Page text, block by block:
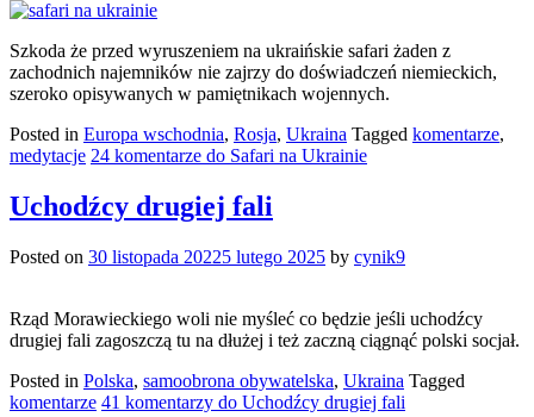
Szkoda że przed wyruszeniem na ukraińskie safari żaden z
zachodnich najemników nie zajrzy do doświadczeń niemieckich,
szeroko opisywanych w pamiętnikach wojennych.
Posted in Europa wschodnia, Rosja, Ukraina Tagged komentarze,
medytacje 24 komentarze do Safari na Ukrainie
Uchodźcy drugiej fali
Posted on 30 listopada 20225 lutego 2025 by cynik9
Rząd Morawieckiego woli nie myśleć co będzie jeśli uchodźcy
drugiej fali zagoszczą tu na dłużej i też zaczną ciągnąć polski socjał.
Posted in Polska, samoobrona obywatelska, Ukraina Tagged
komentarze 41 komentarzy do Uchodźcy drugiej fali